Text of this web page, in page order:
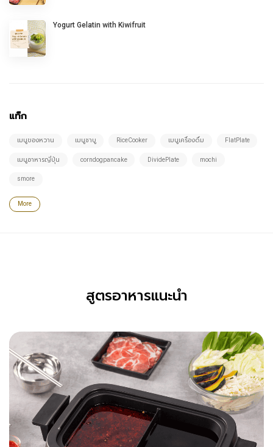
Yogurt Gelatin with Kiwifruit
แท็ก
เมนูของหวาน เมนูชาบู RiceCooker เมนูเครื่องดื่ม FlatPlate
เมนูอาหารญี่ปุ่น corndogpancake DividePlate mochi
smore
More
สูตรอาหารแนะนำ